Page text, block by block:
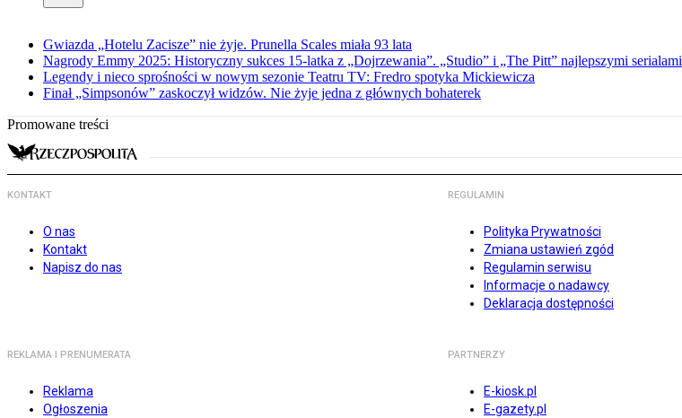
Gwiazda „Hotelu Zacisze” nie żyje. Prunella Scales miała 93 lata
Nagrody Emmy 2025: Historyczny sukces 15-latka z „Dojrzewania”. „Studio” i „The Pitt” najlepszymi serialami
Legendy i nieco sprośności w nowym sezonie Teatru TV: Fredro spotyka Mickiewicza
Finał „Simpsonów” zaskoczył widzów. Nie żyje jedna z głównych bohaterek
Promowane treści
KONTAKT
O nas
Kontakt
Napisz do nas
REGULAMIN
Polityka Prywatności
Zmiana ustawień zgód
Regulamin serwisu
Informacje o nadawcy
Deklaracja dostępności
REKLAMA I PRENUMERATA
Reklama
Ogłoszenia
PARTNERZY
E-kiosk.pl
E-gazety.pl